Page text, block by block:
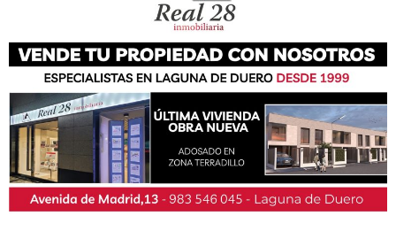
También podrás conseguir la revista en papel
de formagratuitaen todos los negocios
patrocinadores y en la Casa de las Artes.